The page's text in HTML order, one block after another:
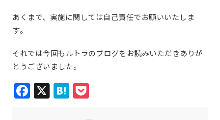
あくまで、実施に関しては自己責任でお願いいたしま
す。
それでは今回もルトラのブログをお読みいただきありが
とうございました。
Facebook
X Hatena